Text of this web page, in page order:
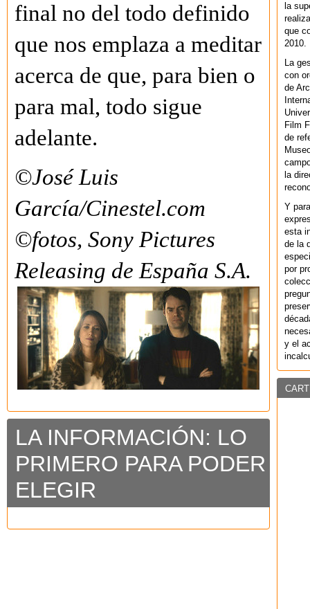
final no del todo definido
que nos emplaza a meditar
acerca de que, para bien o
para mal, todo sigue
adelante.
©José Luis
García/Cinestel.com
©fotos, Sony Pictures
Releasing de España S.A.
LA INFORMACIÓN: LO
PRIMERO PARA PODER
ELEGIR
la
que
2010.
La
con
de
Film
de
la
Y
esta
de la
por
y el